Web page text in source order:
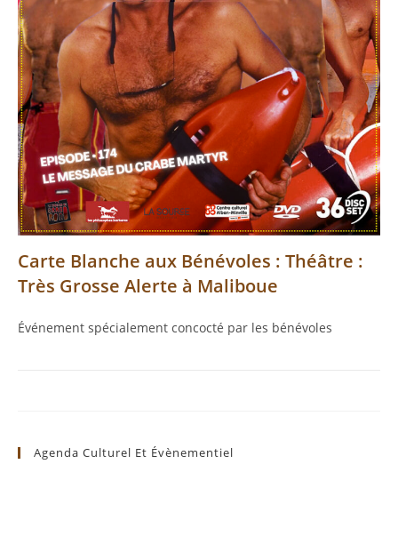
Carte Blanche aux Bénévoles : Théâtre :
Très Grosse Alerte à Maliboue
Événement spécialement concocté par les bénévoles
Agenda Culturel Et Évènementiel